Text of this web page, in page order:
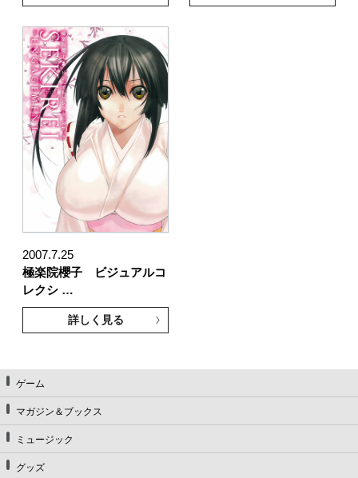
2007.7.25
極楽院櫻子 ビジュアルコ
レクシ …
詳しく見る
ゲーム
マガジン＆ブックス
ミュージック
グッズ